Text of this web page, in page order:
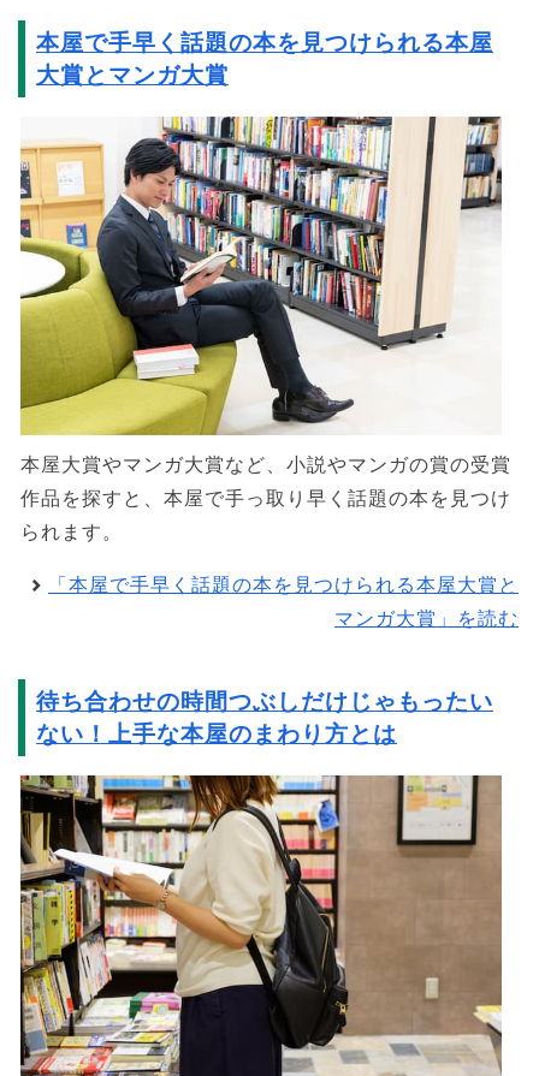
本屋で手早く話題の本を見つけられる本屋
大賞とマンガ大賞
本屋大賞やマンガ大賞など、小説やマンガの賞の受賞
作品を探すと、本屋で手っ取り早く話題の本を見つけ
られます。
「本屋で手早く話題の本を見つけられる本屋大賞と
マンガ大賞」を読む
待ち合わせの時間つぶしだけじゃもったい
ない！上手な本屋のまわり方とは